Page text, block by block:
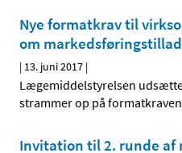
Nye formatkrav til
om
| 13. juni 2017 |
Lægemiddelstyrelsen
strammer op på
Invitation til 2. runde af